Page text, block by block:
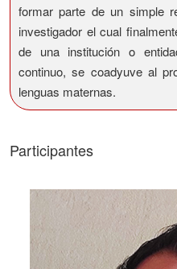
formar parte de un simple
investigador el cual
de una institución o
continuo, se coadyuve al
lenguas maternas.
Participantes